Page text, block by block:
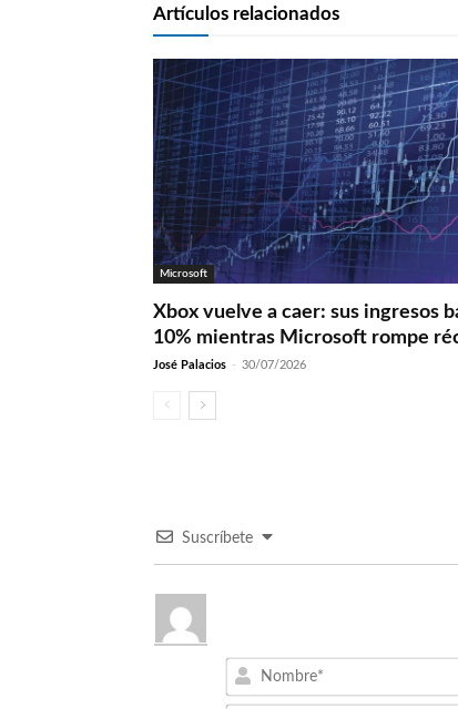
Artículos relacionados
Microsoft
Xbox vuelve a caer: sus ingresos
10% mientras Microsoft rompe
José Palacios - 30/07/2026
Suscríbete